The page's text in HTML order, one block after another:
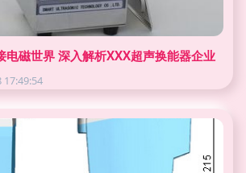
电磁世界 深入解析XXX超声换能器企业
17:49:54